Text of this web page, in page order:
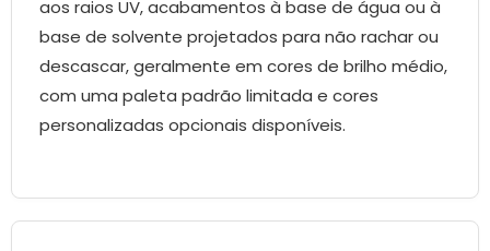
aos raios UV, acabamentos à base de água ou à
base de solvente projetados para não rachar ou
descascar, geralmente em cores de brilho médio,
com uma paleta padrão limitada e cores
personalizadas opcionais disponíveis.